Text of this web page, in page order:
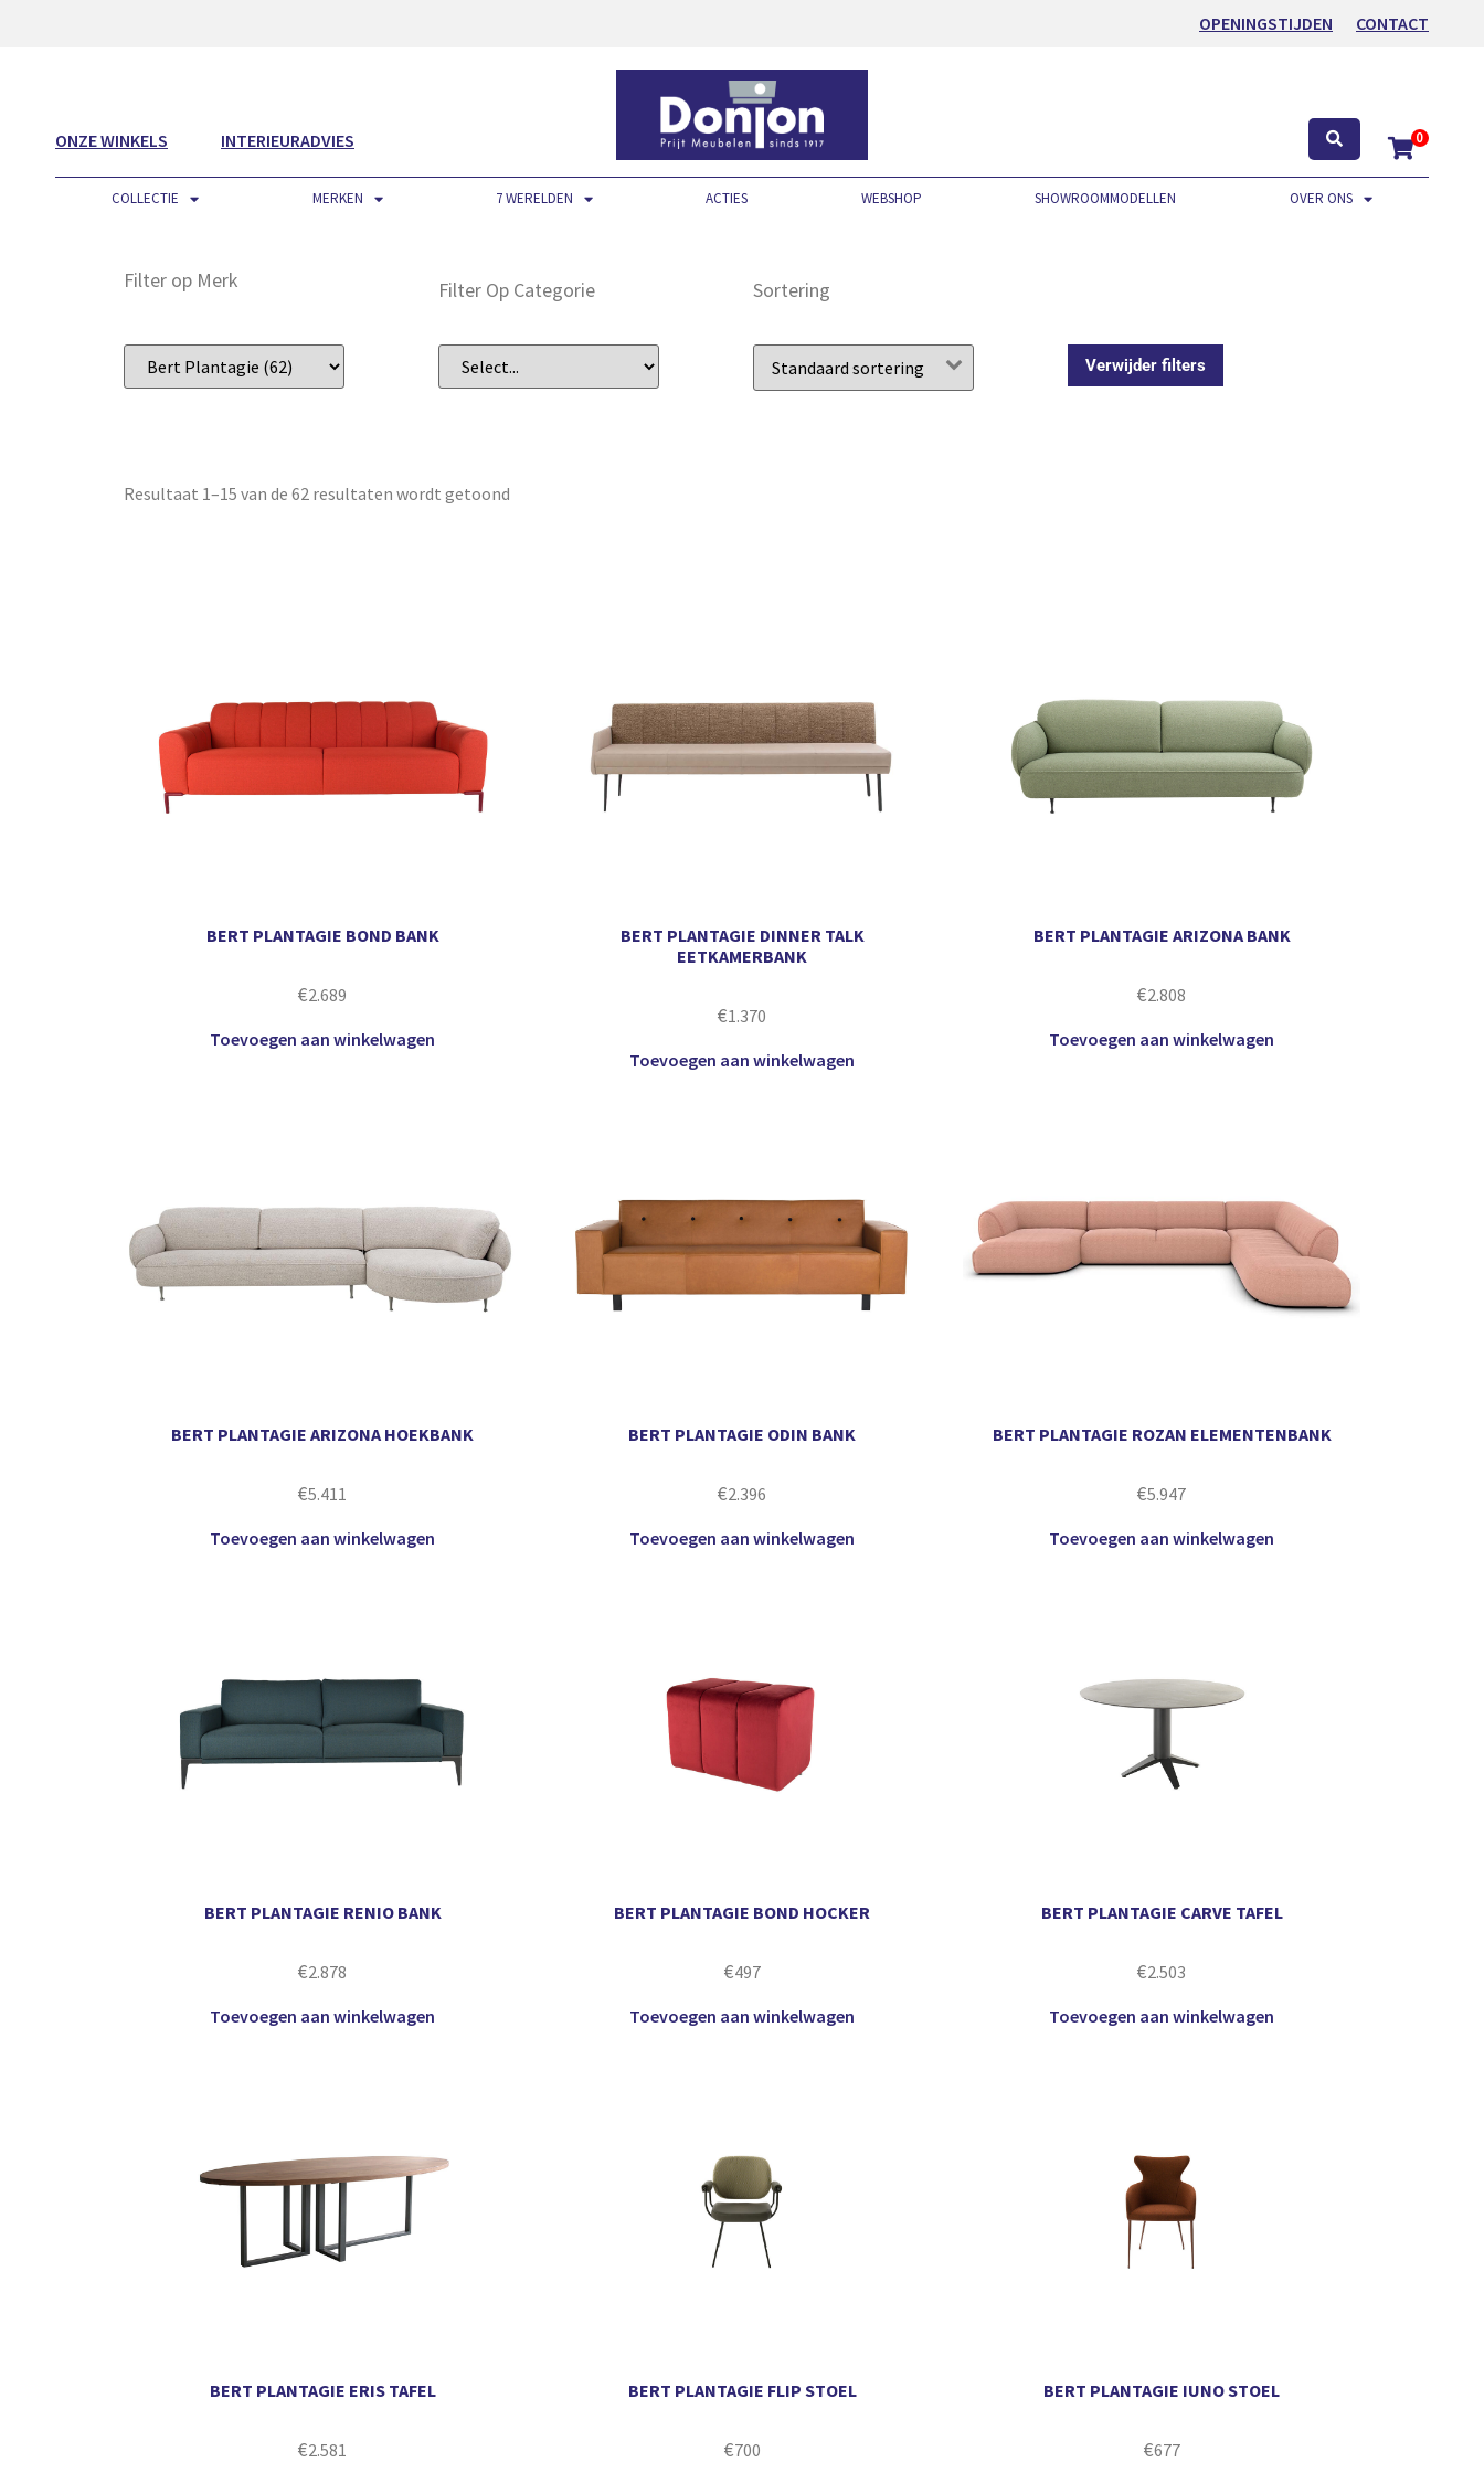
OPENINGSTIJDEN CONTACT
ONZE WINKELS INTERIEURADVIES 0
COLLECTIE MERKEN 7 WERELDEN ACTIES WEBSHOP SHOWROOMMODELLEN OVER ONS
Filter op Merk Filter Op Categorie Sortering
Verwijder filters
Resultaat 1–15 van de 62 resultaten wordt getoond
BERT PLANTAGIE BOND BANK
€2.689
Toevoegen aan winkelwagen
BERT PLANTAGIE DINNER TALK
EETKAMERBANK
€1.370
Toevoegen aan winkelwagen
BERT PLANTAGIE ARIZONA BANK
€2.808
Toevoegen aan winkelwagen
BERT PLANTAGIE ARIZONA HOEKBANK
€5.411
Toevoegen aan winkelwagen
BERT PLANTAGIE ODIN BANK
€2.396
Toevoegen aan winkelwagen
BERT PLANTAGIE ROZAN ELEMENTENBANK
€5.947
Toevoegen aan winkelwagen
BERT PLANTAGIE RENIO BANK
€2.878
Toevoegen aan winkelwagen
BERT PLANTAGIE BOND HOCKER
€497
Toevoegen aan winkelwagen
BERT PLANTAGIE CARVE TAFEL
€2.503
Toevoegen aan winkelwagen
BERT PLANTAGIE ERIS TAFEL
€2.581
BERT PLANTAGIE FLIP STOEL
€700
BERT PLANTAGIE IUNO STOEL
€677